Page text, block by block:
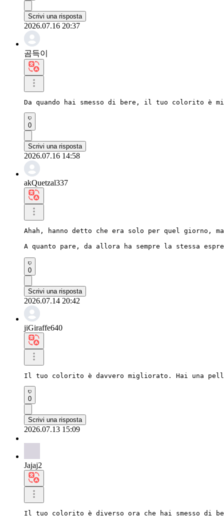
Scrivi una risposta
2026.07.16 20:37
곰득이
Da quando hai smesso di bere, il tuo colorito è
0
Scrivi una risposta
2026.07.16 14:58
akQuetzal337
Ahah, hanno detto che era solo per quel giorno,
A quanto pare, da allora ha sempre la stessa
0
Scrivi una risposta
2026.07.14 20:42
jiGiraffe640
Il tuo colorito è davvero migliorato. Hai una
0
Scrivi una risposta
2026.07.13 15:09
Jajaj2
Il tuo colorito è diverso ora che hai smesso di